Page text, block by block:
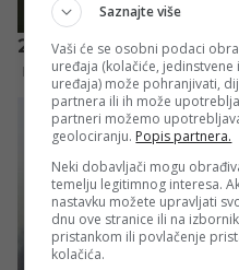
Saznajte više
Vaši će se osobni podaci
uređaja (kolačiće,
uređaja) može pohranjivati,
partnera ili ih može
partneri možemo
geolociranju. Popis partnera.
Neki dobavljači mogu
temelju legitimnog interesa.
nastavku možete upravljati
dnu ove stranice ili na
pristankom ili povlačenje
kolačića.